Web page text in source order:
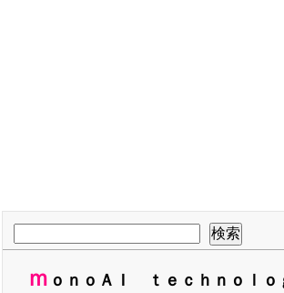
ｍ ｏｎｏＡＩ ｔｅｃｈｎｏｌｏ